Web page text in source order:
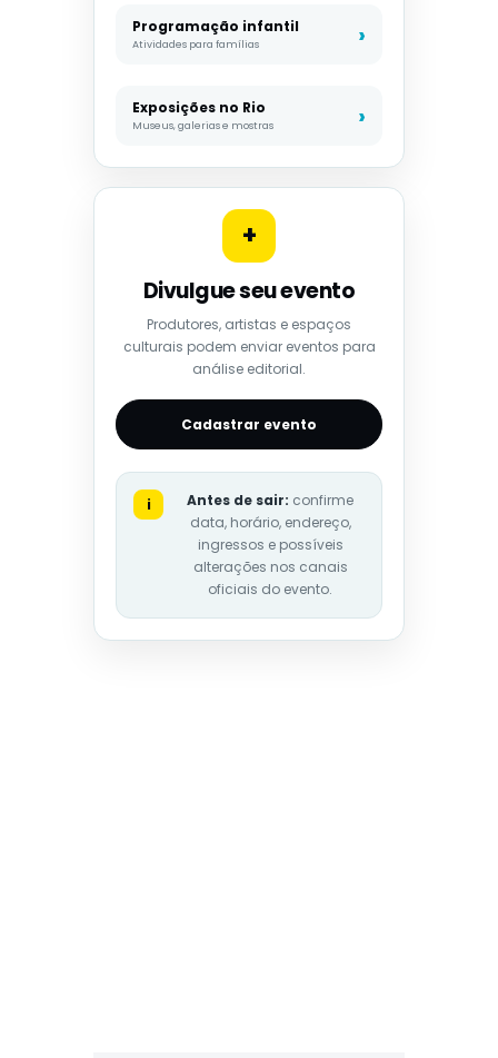
Programação infantil
Atividades para famílias
Exposições no Rio
Museus, galerias e mostras
+
Divulgue seu evento
Produtores, artistas e espaços
culturais podem enviar eventos para
análise editorial.
Cadastrar evento
i Antes de sair: confirme
data, horário, endereço,
ingressos e possíveis
alterações nos canais
oficiais do evento.